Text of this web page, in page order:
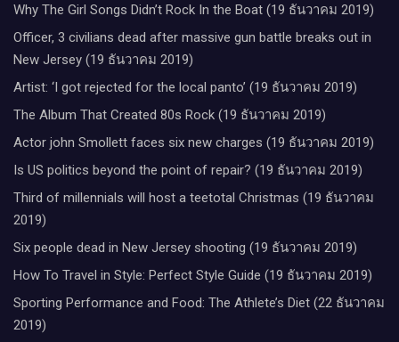
Why The Girl Songs Didn’t Rock In the Boat (19 ธันวาคม 2019)
Officer, 3 civilians dead after massive gun battle breaks out in
New Jersey (19 ธันวาคม 2019)
Artist: ‘I got rejected for the local panto’ (19 ธันวาคม 2019)
The Album That Created 80s Rock (19 ธันวาคม 2019)
Actor john Smollett faces six new charges (19 ธันวาคม 2019)
Is US politics beyond the point of repair? (19 ธันวาคม 2019)
Third of millennials will host a teetotal Christmas (19 ธันวาคม
2019)
Six people dead in New Jersey shooting (19 ธันวาคม 2019)
How To Travel in Style: Perfect Style Guide (19 ธันวาคม 2019)
Sporting Performance and Food: The Athlete’s Diet (22 ธันวาคม
2019)